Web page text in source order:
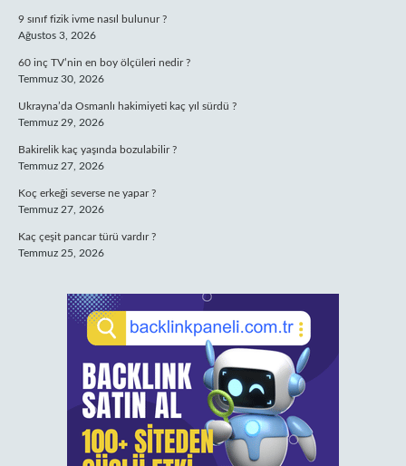
9 sınıf fizik ivme nasıl bulunur ?
Ağustos 3, 2026
60 inç TV’nin en boy ölçüleri nedir ?
Temmuz 30, 2026
Ukrayna’da Osmanlı hakimiyeti kaç yıl sürdü ?
Temmuz 29, 2026
Bakirelik kaç yaşında bozulabilir ?
Temmuz 27, 2026
Koç erkeği severse ne yapar ?
Temmuz 27, 2026
Kaç çeşit pancar türü vardır ?
Temmuz 25, 2026